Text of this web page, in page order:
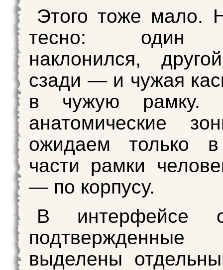
Этого тоже мало.
тесно: один
наклонился,
сзади — и чужая
в чужую рамку.
анатомические
ожидаем только
части рамки
— по корпусу.
В интерфейсе
подтвержденные
выделены